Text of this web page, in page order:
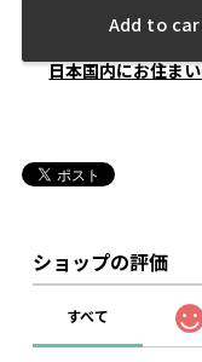
Add to
日本国内にお住ま
ショップの評価
すべて